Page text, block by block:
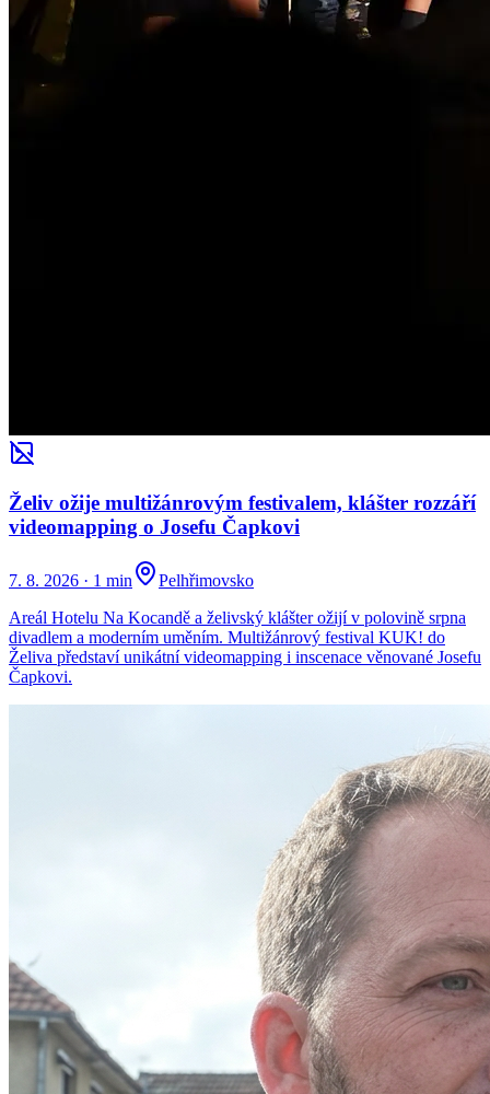
Želiv ožije multižánrovým festivalem, klášter rozzáří
videomapping o Josefu Čapkovi
7. 8. 2026 · 1 min
Pelhřimovsko
Areál Hotelu Na Kocandě a želivský klášter ožijí v polovině srpna
divadlem a moderním uměním. Multižánrový festival KUK! do
Želiva představí unikátní videomapping i inscenace věnované Josefu
Čapkovi.